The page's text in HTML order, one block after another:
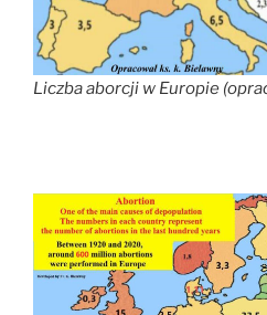
Liczba aborcji w Europie